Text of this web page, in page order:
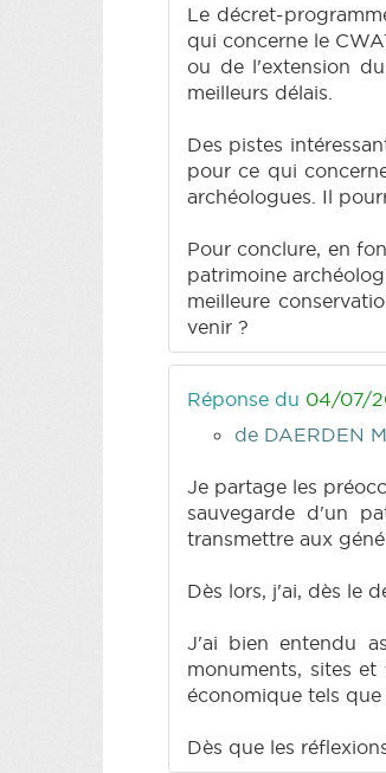
Le décret-
qui concerne le
ou de l'extension
meilleurs délais.
Des pistes
pour ce qui
archéologues. Il
Pour conclure, en
patrimoine
meilleure
venir ?
Réponse du 04/07/
de DAERDEN
Je partage les
sauvegarde d'un
transmettre aux
Dès lors, j'ai, dès le
J'ai bien entendu
monuments, sites
économique tels que
Dès que les